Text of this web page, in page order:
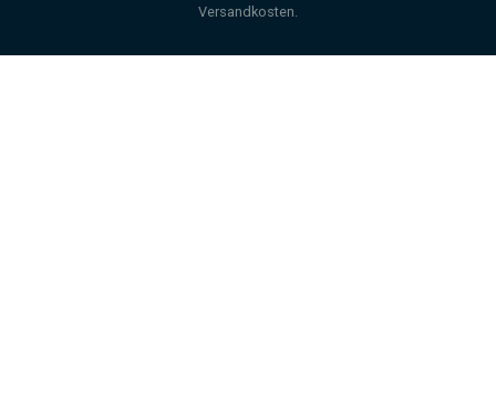
Versandkosten.